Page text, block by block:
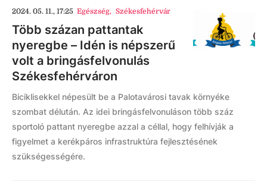
2024. 05. 11., 17:25 Egészség, Székesfehérvár
Több százan pattantak
nyeregbe – Idén is népszerű
volt a bringásfelvonulás
Székesfehérváron
Biciklisekkel népesült be a Palotavárosi tavak környéke
szombat délután. Az idei bringásfelvonuláson több száz
sportoló pattant nyeregbe azzal a céllal, hogy felhívják a
figyelmet a kerékpáros infrastruktúra fejlesztésének
szükségességére.